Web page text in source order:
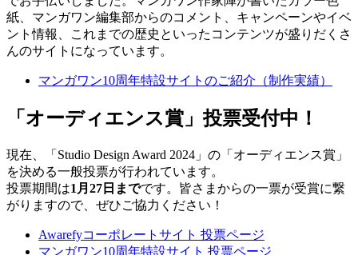
紙、マンガワン編集部からのコメント、キャンペーンやイベ
ント情報、これまでの歴史といったコンテンツが盛りだくさ
んのサイトになっています。
マンガワン10周年特設サイトのご紹介（制作実績）
「オーディエンス賞」投票受付中！
現在、「Studio Design Award 2024」の「オーディエンス賞」
を決める一般投票が行われています。
投票期間は1月27日までです。皆さまからの一票が受賞に繋
がりますので、ぜひご協力ください！
Awarefyコーポレートサイト 投票ページ
マンガワン10周年特設サイト 投票ページ